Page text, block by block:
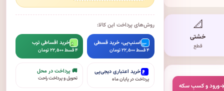
📐
خشتی
قطع
ورود و کسبِ سکه
روش‌های پرداخت این کالا:
اسنپ‌پی، خرید قسطی
۴ قسط ۲۲٬۵۰۰ تومان
خرید اقساطی ترب
۴ قسط ۲۲٬۵۰۰ تومان
خرید اعتباری دیجی‌پی
پرداخت در پایان ماه
🚚 پرداخت در محل
تحویل و پرداخت راحت